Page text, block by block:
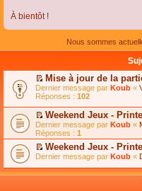
À bientôt !
Nous sommes
C
o
n
s
u
l
t
e
r
l
e
Mise à jour de la
Dernier message par Koub «
Réponses : 102
C
o
n
s
u
t
Weekend Jeux -
Dernier message par Koub «
Réponses : 1
C
n
Weekend Jeux -
Dernier message par Koub «